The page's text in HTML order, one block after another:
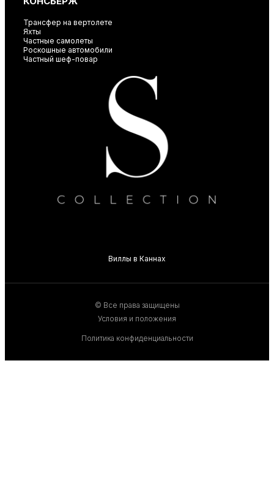
Трансфер на вертолете
Яхты
Частные самолеты
Роскошные автомобили
Частный шеф-повар
Виллы в Каннах
© Все права защищены
Условия и положения
Политика конфиденциальности